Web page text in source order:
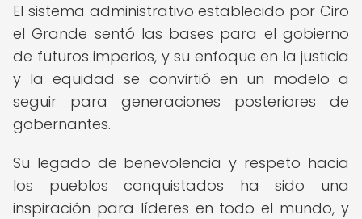
El sistema administrativo establecido por Ciro
el Grande sentó las bases para el gobierno
de futuros imperios, y su enfoque en la justicia
y la equidad se convirtió en un modelo a
seguir para generaciones posteriores de
gobernantes.
Su legado de benevolencia y respeto hacia
los pueblos conquistados ha sido una
inspiración para líderes en todo el mundo, y